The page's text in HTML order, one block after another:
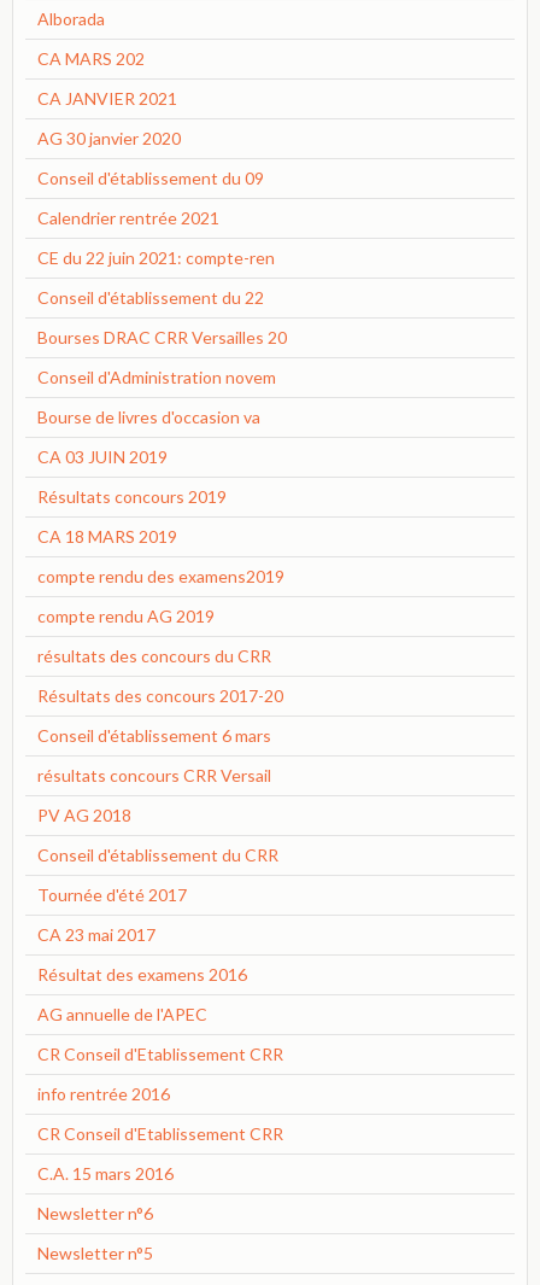
Alborada
CA MARS 202
CA JANVIER 2021
AG 30 janvier 2020
Conseil d'établissement du 09
Calendrier rentrée 2021
CE du 22 juin 2021: compte-ren
Conseil d'établissement du 22
Bourses DRAC CRR Versailles 20
Conseil d'Administration novem
Bourse de livres d'occasion va
CA 03 JUIN 2019
Résultats concours 2019
CA 18 MARS 2019
compte rendu des examens2019
compte rendu AG 2019
résultats des concours du CRR
Résultats des concours 2017-20
Conseil d'établissement 6 mars
résultats concours CRR Versail
PV AG 2018
Conseil d'établissement du CRR
Tournée d'été 2017
CA 23 mai 2017
Résultat des examens 2016
AG annuelle de l'APEC
CR Conseil d'Etablissement CRR
info rentrée 2016
CR Conseil d'Etablissement CRR
C.A. 15 mars 2016
Newsletter n°6
Newsletter n°5